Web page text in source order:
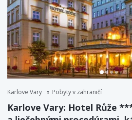
Karlove Vary Pobyty v zahraničí
Karlove Vary: Hotel Růže